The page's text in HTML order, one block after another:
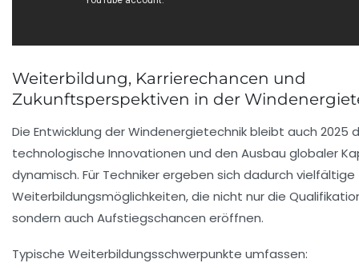
Weiterbildung, Karrierechancen und
Zukunftsperspektiven in der
Die Entwicklung der Windenergietechnik bleibt auch 2025
technologische Innovationen und den Ausbau globaler
dynamisch. Für Techniker ergeben sich dadurch vielfältige
Weiterbildungsmöglichkeiten, die nicht nur die
sondern auch Aufstiegschancen eröffnen.
Typische Weiterbildungsschwerpunkte umfassen: